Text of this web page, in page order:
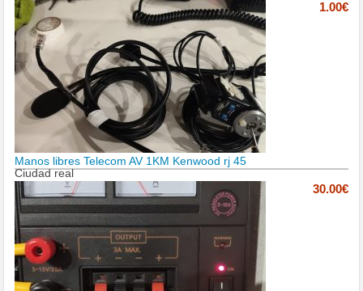
1.00€
Manos libres Telecom AV 1KM Kenwood rj 45
Ciudad real
30.00€